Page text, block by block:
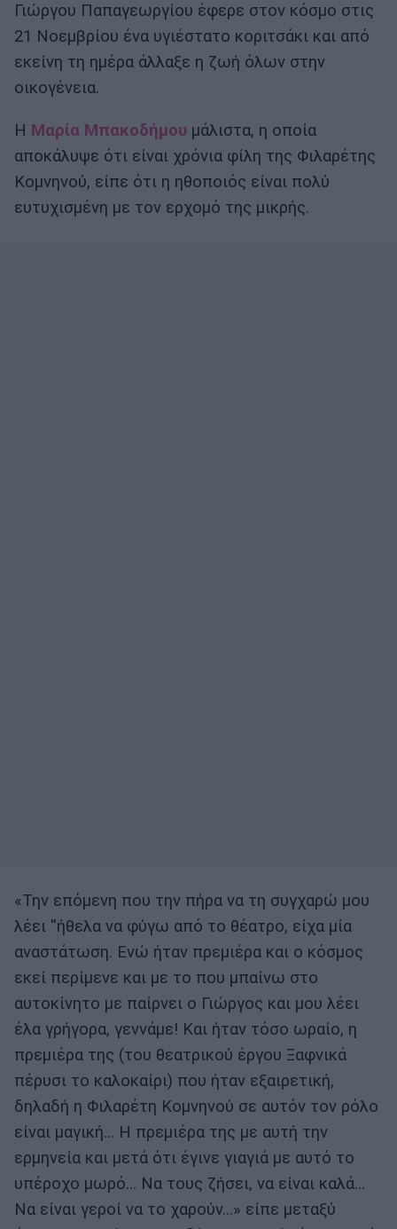
Γιώργου Παπαγεωργίου έφερε στον κόσμο στις
21 Νοεμβρίου ένα υγιέστατο κοριτσάκι και από
εκείνη τη ημέρα άλλαξε η ζωή όλων στην
οικογένεια.
Η Μαρία Μπακοδήμου μάλιστα, η οποία
αποκάλυψε ότι είναι χρόνια φίλη της Φιλαρέτης
Κομνηνού, είπε ότι η ηθοποιός είναι πολύ
ευτυχισμένη με τον ερχομό της μικρής.
«Την επόμενη που την πήρα να τη συγχαρώ μου
λέει ''ήθελα να φύγω από το θέατρο, είχα μία
αναστάτωση. Ενώ ήταν πρεμιέρα και ο κόσμος
εκεί περίμενε και με το που μπαίνω στο
αυτοκίνητο με παίρνει ο Γιώργος και μου λέει
έλα γρήγορα, γεννάμε! Και ήταν τόσο ωραίο, η
πρεμιέρα της (του θεατρικού έργου Ξαφνικά
πέρυσι το καλοκαίρι) που ήταν εξαιρετική,
δηλαδή η Φιλαρέτη Κομνηνού σε αυτόν τον ρόλο
είναι μαγική... Η πρεμιέρα της με αυτή την
ερμηνεία και μετά ότι έγινε γιαγιά με αυτό το
υπέροχο μωρό... Να τους ζήσει, να είναι καλά...
Να είναι γεροί να το χαρούν...» είπε μεταξύ